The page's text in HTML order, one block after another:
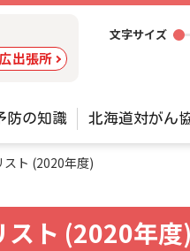
出張所
ー
文字サイズ
防の知識 北海道対がん
ト (2020年度)
スト (2020年度